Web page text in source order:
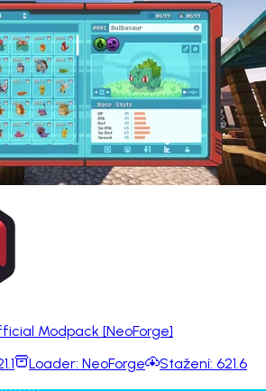
Modpack [NeoForge]
Loader: NeoForge Stažení: 621.6